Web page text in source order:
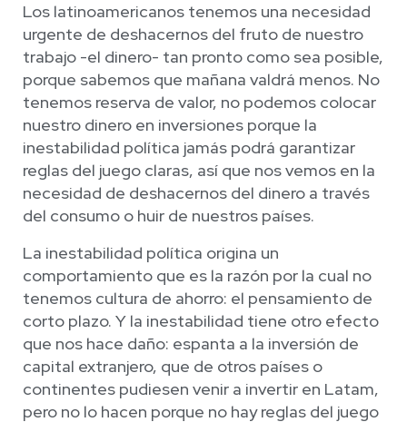
Los latinoamericanos tenemos una necesidad
urgente de deshacernos del fruto de nuestro
trabajo -el dinero- tan pronto como sea posible,
porque sabemos que mañana valdrá menos. No
tenemos reserva de valor, no podemos colocar
nuestro dinero en inversiones porque la
inestabilidad política jamás podrá garantizar
reglas del juego claras, así que nos vemos en la
necesidad de deshacernos del dinero a través
del consumo o huir de nuestros países.
La inestabilidad política origina un
comportamiento que es la razón por la cual no
tenemos cultura de ahorro: el pensamiento de
corto plazo. Y la inestabilidad tiene otro efecto
que nos hace daño: espanta a la inversión de
capital extranjero, que de otros países o
continentes pudiesen venir a invertir en Latam,
pero no lo hacen porque no hay reglas del juego